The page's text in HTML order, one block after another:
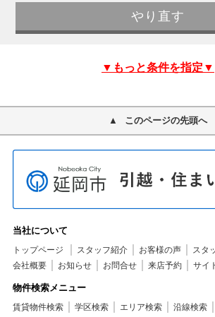
▼もっと条件を指定▼
このページの先頭へ
当社について
トップページ スタッフ紹介 お客様の声
スタ
会社概要
お知らせ お問合せ 来店予約 サイ
物件検索メニュー
賃貸物件検索 学区検索 エリア検索 沿線検索